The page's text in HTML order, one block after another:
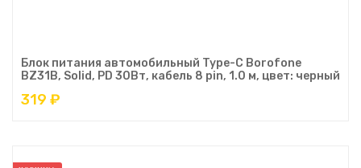
Блок питания автомобильный Type-C Borofone
BZ31B, Solid, PD 30Вт, кабель 8 pin, 1.0 м, цвет: черный
319 ₽